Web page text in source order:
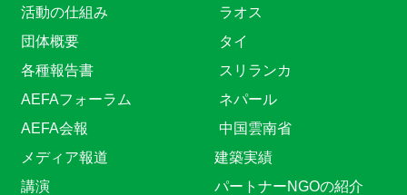
活動の仕組み
団体概要
各種報告書
AEFAフォーラム
AEFA会報
メディア報道
講演
ラオス
タイ
スリランカ
ネパール
中国雲南省
建築実績
パートナーNGOの紹介